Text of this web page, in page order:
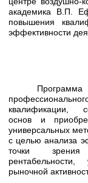
академика В.П.
повышения
эффективности
квалификации,
основ и
универсальных
с целью анализа
точки зрения
рыночной